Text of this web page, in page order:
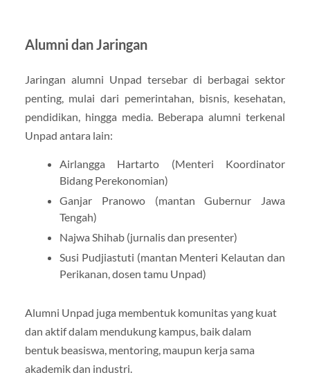
Alumni dan Jaringan
Jaringan alumni Unpad tersebar di berbagai sektor
penting, mulai dari pemerintahan, bisnis, kesehatan,
pendidikan, hingga media. Beberapa alumni terkenal
Unpad antara lain:
Airlangga Hartarto (Menteri Koordinator
Bidang Perekonomian)
Ganjar Pranowo (mantan Gubernur Jawa
Tengah)
Najwa Shihab (jurnalis dan presenter)
Susi Pudjiastuti (mantan Menteri Kelautan dan
Perikanan, dosen tamu Unpad)
Alumni Unpad juga membentuk komunitas yang kuat
dan aktif dalam mendukung kampus, baik dalam
bentuk beasiswa, mentoring, maupun kerja sama
akademik dan industri.